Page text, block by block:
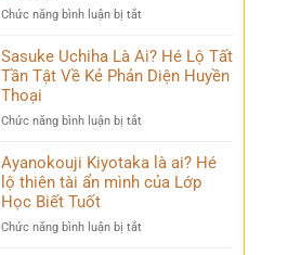
Bi
lộ
năng
lực’
chuyện
thú
vị
Chức năng bình luận bị tắt
Kento
Là
Phá
Sư
Lý
Số
Sasuke Uchiha Là Ai? Hé Lộ Tất
Tần Tật Về Kẻ Phản Diện Huyền
Thoại
Chức năng bình luận bị tắt
Uchiha
Lộ
Ayanokouji Kiyotaka là ai? Hé
lộ thiên tài ẩn mình của Lớp
Học Biết Tuốt
Chức năng bình luận bị tắt